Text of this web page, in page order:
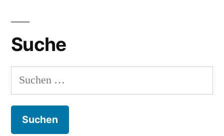
Suche
Suchen
nach: